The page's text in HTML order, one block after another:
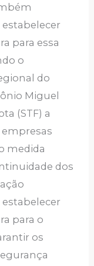
estabelecer
para essa
o
do
Miguel
(STF) a
medida
dos
estabelecer
para o
os